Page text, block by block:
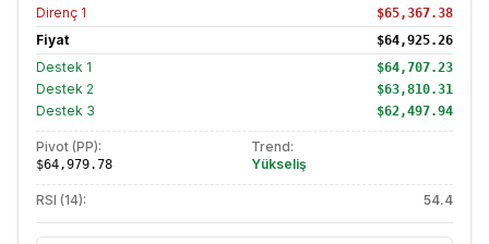
Direnç 1 $65,367.38
Fiyat $64,925.26
Destek 1 $64,707.23
Destek 2 $63,810.31
Destek 3 $62,497.94
Pivot (PP):
$64,979.78
Trend:
Yükseliş
RSI (14): 54.4